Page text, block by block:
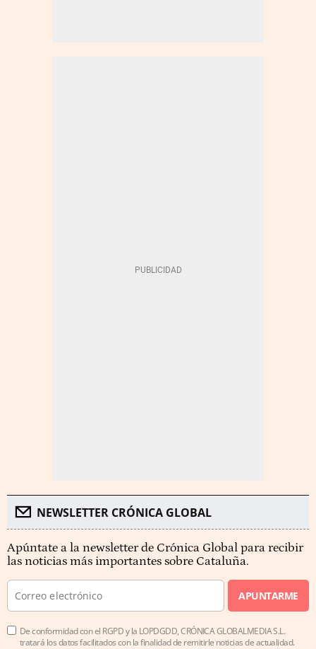
NEWSLETTER CRÓNICA GLOBAL
Apúntate a la newsletter de Crónica Global para recibir
las noticias más importantes sobre Cataluña.
APUNTARME
De conformidad con el RGPD y la LOPDGDD, CRÓNICA GLOBALMEDIA S.L.
tratará los datos facilitados con la finalidad de remitirle noticias de actualidad.